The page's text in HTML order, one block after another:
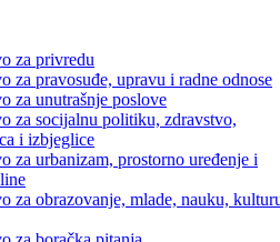
za privredu
za pravosuđe, upravu i radne odnose
za unutrašnje poslove
za socijalnu politiku, zdravstvo,
i izbjeglice
za urbanizam, prostorno uređenje i